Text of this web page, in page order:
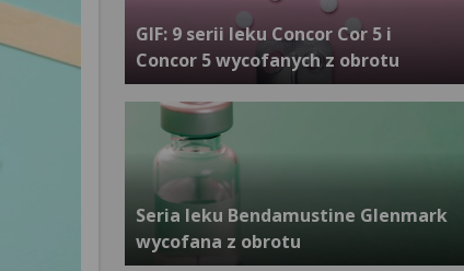
GIF: 9 serii leku Concor Cor 5 i
Concor 5 wycofanych z obrotu
Seria leku Bendamustine Glenmark
wycofana z obrotu